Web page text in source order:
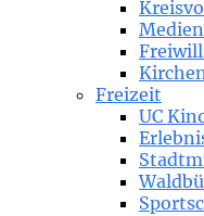
Freizeit
UC